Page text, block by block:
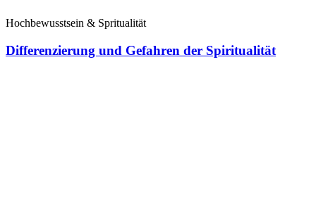
Hochbewusstsein & Spritualität
Differenzierung und Gefahren der Spiritualität